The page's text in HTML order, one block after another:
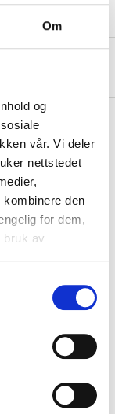
Om
og
vår. Vi deler
nettstedet
den
for dem,
bruk av
6,35X75MM